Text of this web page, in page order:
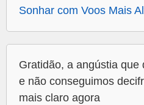
Sonhar com Voos Mais
Gratidão, a angústia que
e não conseguimos
mais claro agora